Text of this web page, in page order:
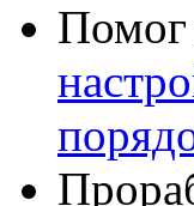
Помог